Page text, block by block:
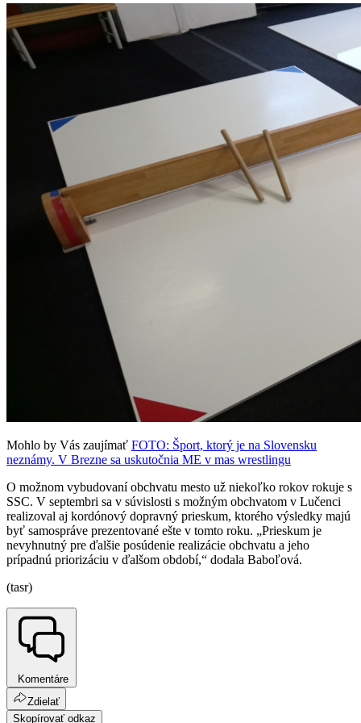
Mohlo by Vás zaujímať FOTO: Šport, ktorý je na Slovensku
neznámy. V Brezne sa uskutočnia ME v mas wrestlingu
O možnom vybudovaní obchvatu mesto už niekoľko rokov rokuje s
SSC. V septembri sa v súvislosti s možným obchvatom v Lučenci
realizoval aj kordónový dopravný prieskum, ktorého výsledky majú
byť samospráve prezentované ešte v tomto roku. „Prieskum je
nevyhnutný pre ďalšie posúdenie realizácie obchvatu a jeho
prípadnú priorizáciu v ďalšom období,“ dodala Baboľová.
(tasr)
Komentáre
Zdielať
Skopírovať odkaz